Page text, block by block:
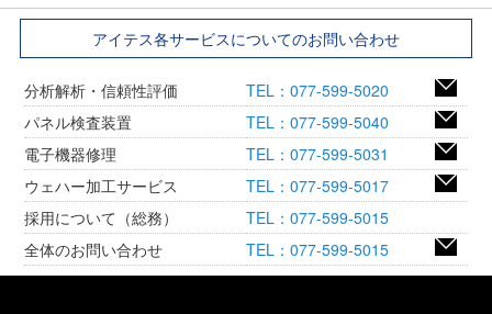
アイテス各サービスについてのお問い合わせ
分析解析・信頼性評価
TEL：077-599-5020
パネル検査装置
TEL：077-599-5040
電子機器修理
TEL：077-599-5031
ウェハー加工サービス
TEL：077-599-5017
採用について（総務）
TEL：077-599-5015
全体のお問い合わせ
TEL：077-599-5015